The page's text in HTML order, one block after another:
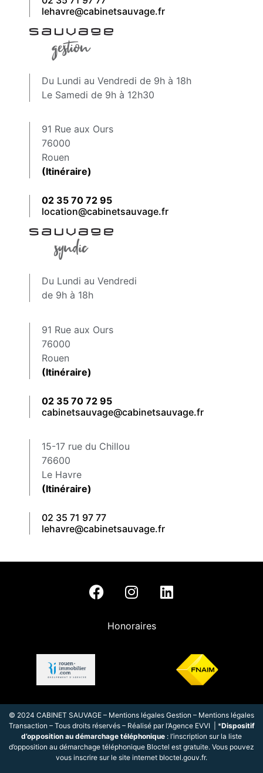
lehavre@cabinetsauvage.fr
Du Lundi au Vendredi de 9h à 18h
Le Samedi de 9h à 12h30
91 Rue aux Ours
76000
Rouen
(Itinéraire)
02 35 70 72 95
location@cabinetsauvage.fr
Du Lundi au Vendredi
de 9h à 18h
91 Rue aux Ours
76000
Rouen
(Itinéraire)
02 35 70 72 95
cabinetsauvage@cabinetsauvage.fr
15-17 rue du Chillou
76600
Le Havre
(Itinéraire)
02 35 71 97 77
lehavre@cabinetsauvage.fr
Honoraires
© 2024 CABINET SAUVAGE – Mentions légales Gestion – Mentions légales
Transaction – Tous droits réservés – Réalisé par l‘Agence EVVI | *Dispositif
d’opposition au démarchage téléphonique : l’inscription sur la liste
d’opposition au démarchage téléphonique Bloctel est gratuite. Vous pouvez
vous inscrire sur le site internet bloctel.gouv.fr.